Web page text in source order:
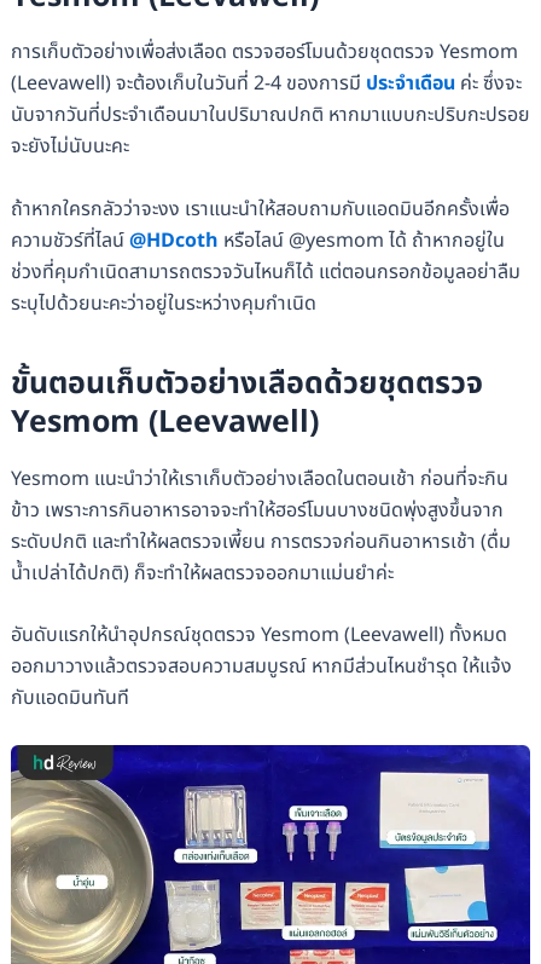
การเก็บตัวอย่างเพื่อส่งเลือด ตรวจฮอร์โมนด้วยชุดตรวจ Yesmom
(Leevawell) จะต้องเก็บในวันที่ 2-4 ของการมี ประจำเดือน ค่ะ ซึ่งจะ
นับจากวันที่ประจำเดือนมาในปริมาณปกติ หากมาแบบกะปริบกะปรอย
จะยังไม่นับนะคะ
ถ้าหากใครกลัวว่าจะงง เราแนะนำให้สอบถามกับแอดมินอีกครั้งเพื่อ
ความชัวร์ที่ไลน์@HDcoth หรือไลน์ @yesmom ได้ ถ้าหากอยู่ใน
ช่วงที่คุมกำเนิดสามารถตรวจวันไหนก็ได้ แต่ตอนกรอกข้อมูลอย่าลืม
ระบุไปด้วยนะคะว่าอยู่ในระหว่างคุมกำเนิด
ขั้นตอนเก็บตัวอย่างเลือดด้วยชุดตรวจ
Yesmom (Leevawell)
Yesmom แนะนำว่าให้เราเก็บตัวอย่างเลือดในตอนเช้า ก่อนที่จะกิน
ข้าว เพราะการกินอาหารอาจจะทำให้ฮอร์โมนบางชนิดพุ่งสูงขึ้นจาก
ระดับปกติ และทำให้ผลตรวจเพี้ยน การตรวจก่อนกินอาหารเช้า (ดื่ม
น้ำเปล่าได้ปกติ) ก็จะทำให้ผลตรวจออกมาแม่นยำค่ะ
อันดับแรกให้นำอุปกรณ์ชุดตรวจ Yesmom (Leevawell) ทั้งหมด
ออกมาวางแล้วตรวจสอบความสมบูรณ์ หากมีส่วนไหนชำรุด ให้แจ้ง
กับแอดมินทันที